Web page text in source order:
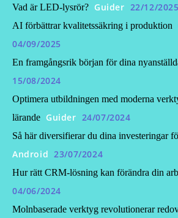
Vad är LED-lysrör? Guider 22/12/2025
AI förbättrar kvalitetssäkring i produktion
04/09/2025
En framgångsrik början för dina
15/08/2024
Optimera utbildningen med moderna
lärande Guider 24/07/2024
Så här diversifierar du dina investeringar
Android 23/07/2024
Hur rätt CRM-lösning kan förändra din
04/06/2024
Molnbaserade verktyg revolutionerar